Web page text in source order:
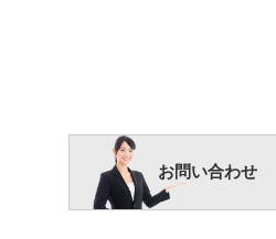
お問い合わせ